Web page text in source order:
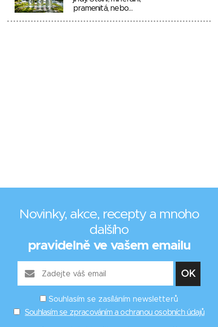
pramenitá, nebo…
Novinky, akce, recepty a mnoho
dalšího
pravidelně ve vašem emailu
Souhlasím se zasíláním newsletterů
Souhlasím se zpracováním a ochranou osobních údajů